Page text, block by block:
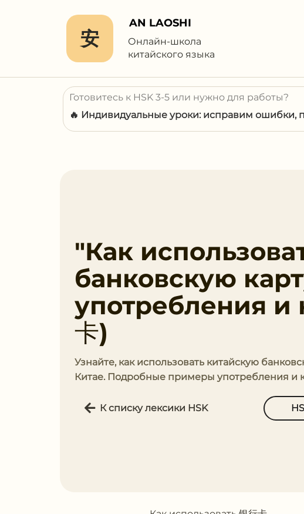
安
AN LAOSHI
Онлайн-школа
китайского языка
Готовитесь к HSK 3-5 или нужно для работы?
🔥 Индивидуальные уроки: исправим ошибки,
"Как
банковскую
употребления и
卡)
Узнайте, как использовать китайскую
Китае. Подробные примеры употребления и
К списку лексики HSK